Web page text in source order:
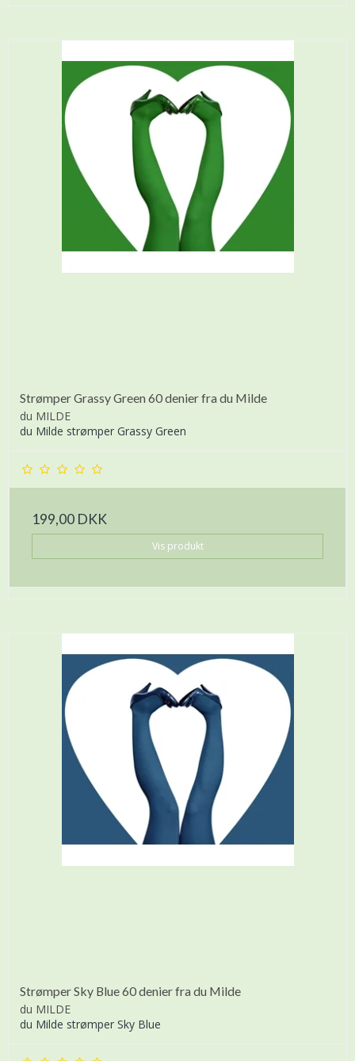
Strømper Grassy Green 60 denier fra du Milde
du MILDE
du Milde strømper Grassy Green
199,00 DKK
Vis produkt
Strømper Sky Blue 60 denier fra du Milde
du MILDE
du Milde strømper Sky Blue